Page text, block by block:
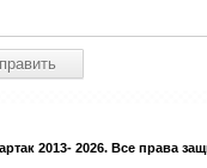
2013- 2026. Все права